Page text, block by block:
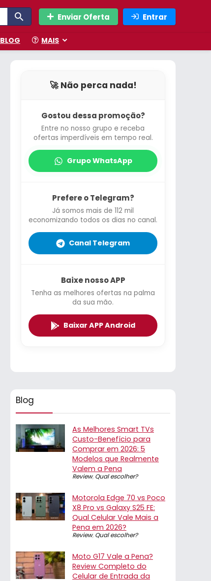
Enviar Oferta Entrar
BLOG MAIS
🚀 Não perca nada!
Gostou dessa promoção?
Entre no nosso grupo e receba
ofertas imperdíveis em tempo real.
Grupo WhatsApp
Prefere o Telegram?
Já somos mais de 112 mil
economizando todos os dias no canal.
Canal Telegram
Baixe nosso APP
Tenha as melhores ofertas na palma
da sua mão.
Baixar APP Android
Blog
As Melhores Smart TVs
Custo-Benefício para
Comprar em 2026: 5
Modelos que Realmente
Valem a Pena
Review, Qual escolher?
Motorola Edge 70 vs Poco
X8 Pro vs Galaxy S25 FE:
Qual Celular Vale Mais a
Pena em 2026?
Review, Qual escolher?
Moto G17 Vale a Pena?
Review Completo do
Celular de Entrada da